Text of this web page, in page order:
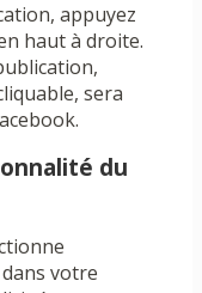
appuyez
haut à droite.
sera
du
votre